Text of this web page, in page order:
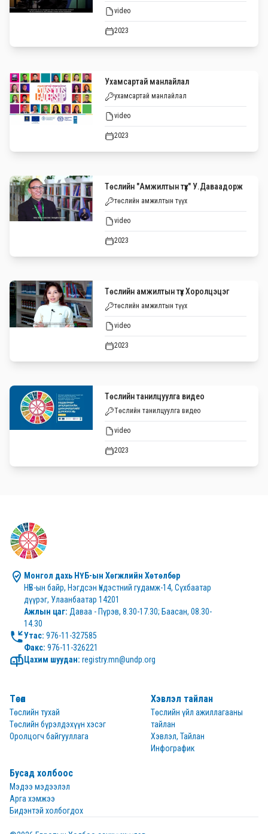
video
2023
Ухамсартай манлайлал
ухамсартай манлайлал
video
2023
Төслийн "Амжилтын түүх" У.Даваадорж
төслийн амжилтын түүх
video
2023
Төслийн амжилтын түүх Хоролцэцэг
төслийн амжилтын түүх
video
2023
Төслийн танилцуулга видео
Төслийн танилцуулга видео
video
2023
Монгол дахь НҮБ-ын Хөгжлийн Хөтөлбөр
НҮБ-ын байр, Нэгдсэн Үндэстний гудамж-14, Сүхбаатар
дүүрэг, Улаанбаатар 14201
Ажлын цаг: Даваа - Пүрэв, 8.30-17.30; Баасан, 08.30-
14.30
Утас:
Факс: 976-11-326221
Цахим шуудан: registry.mn@undp.org
Төсөл
Төслийн тухай
Төслийн бүрэлдэхүүн хэсэг
Оролцогч байгууллага
Хэвлэл тайлан
Төслийн үйл ажиллагааны
тайлан
Хэвлэл, Тайлан
Инфографик
Бусад холбоос
Мэдээ мэдээлэл
Арга хэмжээ
Бидэнтэй холбогдох